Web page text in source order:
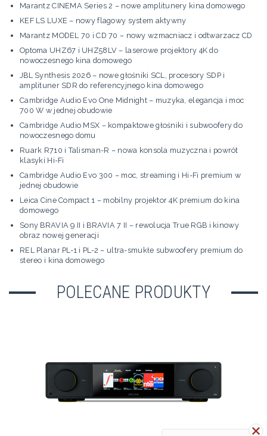
Marantz CINEMA Series 2 – nowe amplitunery kina domowego
KEF LS LUXE – nowy flagowy system aktywny
Marantz MODEL 70 i CD 70 – nowy wzmacniacz i odtwarzacz CD
Optoma UHZ67 i UHZ58LV – laserowe projektory 4K do
nowoczesnego kina domowego
JBL Synthesis 2026 – nowe głośniki SCL, procesory SDP i
amplituner SDR do referencyjnego kina domowego
Cambridge Audio Evo One Midnight – muzyka, elegancja i moc
700 W w jednej obudowie
Cambridge Audio MSX – kompaktowe głośniki i subwoofery do
nowoczesnego domu
Ruark R710 i Talisman-R – nowa konsola muzyczna i powrót
klasyki Hi-Fi
Cambridge Audio Evo 300 – moc, streaming i Hi-Fi premium w
jednej obudowie
Leica Cine Compact 1 – mobilny projektor 4K premium do kina
domowego
Sony BRAVIA 9 II i BRAVIA 7 II – rewolucja True RGB i kinowy
obraz nowej generacji
REL Planar PL-1 i PL-2 – ultra-smukłe subwoofery premium do
stereo i kina domowego
POLECANE PRODUKTY